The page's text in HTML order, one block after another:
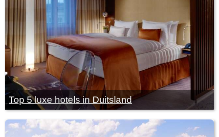
Top 5 luxe hotels in Duitsland